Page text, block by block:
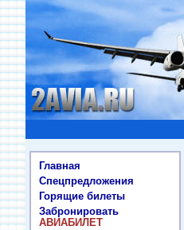
Главная
Спецпредложения
Горящие билеты
Забронировать
АВИАБИЛЕТ